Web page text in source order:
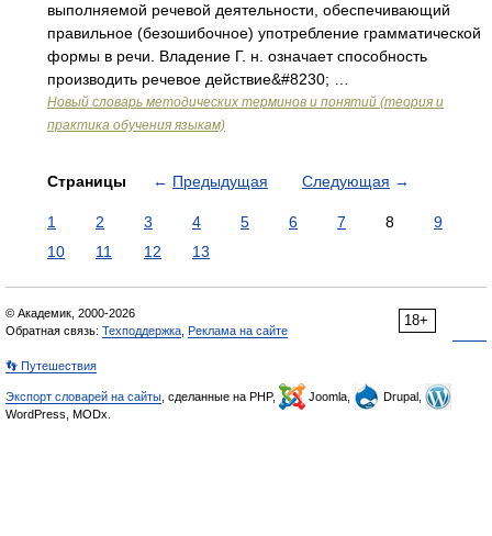
выполняемой речевой деятельности, обеспечивающий
правильное (безошибочное) употребление грамматической
формы в речи. Владение Г. н. означает способность
производить речевое действие&#8230; …
Новый словарь методических терминов и понятий (теория и
практика обучения языкам)
Страницы ← Предыдущая Следующая →
1 2 3 4 5 6 7 8
9
10
11 12 13
18+
© Академик, 2000-2026
Обратная связь: Техподдержка Реклама на сайте
👣 Путешествия
Экспорт словарей на сайты , сделанные на PHP, Joomla,
Drupal,
WordPress, MODx.